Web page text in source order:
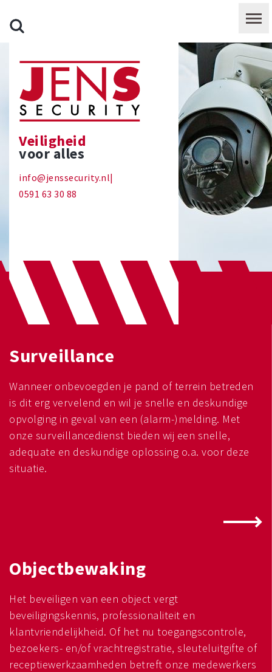
Veiligheid
voor alles
info@jenssecurity.nl|
0591 63 30 88
Surveillance
Wanneer onbevoegden je pand of terrein betreden
is dit erg vervelend en wil je snelle en deskundige
opvolging in geval van een (alarm-)melding. Met
onze surveillancedienst bieden wij een snelle,
adequate en deskundige oplossing o.a. voor deze
situatie.
Objectbewaking
Het beveiligen van een object vergt
beveiligingskennis, professionaliteit en
klantvriendelijkheid. Of het nu toegangscontrole,
bezoekers- en/of vrachtregistratie, sleuteluitgifte of
receptiewerkzaamheden betreft onze medewerkers